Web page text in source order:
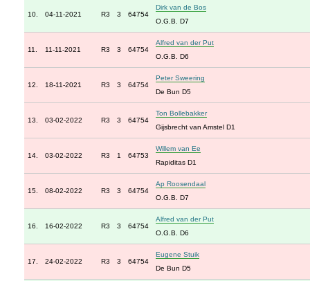
10. 04-11-2021 R3 3 64754
Dirk van de Bos
O.G.B. D7
11. 11-11-2021 R3 3 64754
Alfred van der Put
O.G.B. D6
12. 18-11-2021 R3 3 64754
Peter Sweering
De Bun D5
13. 03-02-2022 R3 3 64754
Ton Bollebakker
Gijsbrecht van Amstel D1
14. 03-02-2022 R3 1 64753
Willem van Ee
Rapiditas D1
15. 08-02-2022 R3 3 64754
Ap Roosendaal
O.G.B. D7
16. 16-02-2022 R3 3 64754
Alfred van der Put
O.G.B. D6
17. 24-02-2022 R3 3 64754
Eugene Stuik
De Bun D5